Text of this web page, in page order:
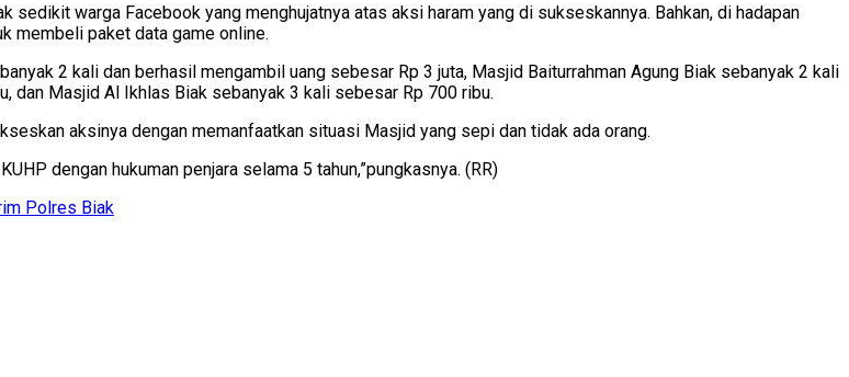
warga Facebook yang menghujatnya atas aksi haram yang di sukseskannya. Bahkan, di hadapan
membeli paket data game online.
2 kali dan berhasil mengambil uang sebesar Rp 3 juta, Masjid Baiturrahman Agung Biak sebanyak 2 kali
dan Masjid Al Ikhlas Biak sebanyak 3 kali sebesar Rp 700 ribu.
aksinya dengan memanfaatkan situasi Masjid yang sepi dan tidak ada orang.
dengan hukuman penjara selama 5 tahun,”pungkasnya. (RR)
Polres Biak